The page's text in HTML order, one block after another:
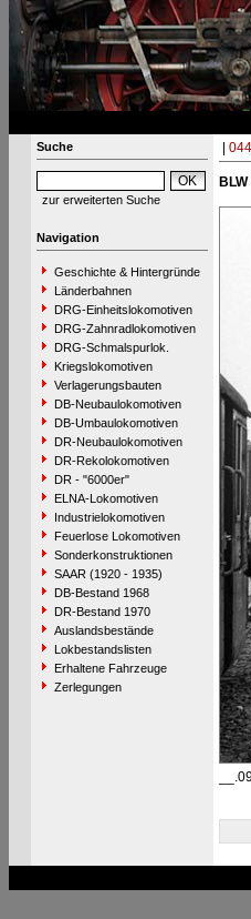
Suche
zur erweiterten Suche
Navigation
Geschichte & Hintergründe
Länderbahnen
DRG-Einheitslokomotiven
DRG-Zahnradlokomotiven
DRG-Schmalspurlok.
Kriegslokomotiven
Verlagerungsbauten
DB-Neubaulokomotiven
DB-Umbaulokomotiven
DR-Neubaulokomotiven
DR-Rekolokomotiven
DR - "6000er"
ELNA-Lokomotiven
Industrielokomotiven
Feuerlose Lokomotiven
Sonderkonstruktionen
SAAR (1920 - 1935)
DB-Bestand 1968
DR-Bestand 1970
Auslandsbestände
Lokbestandslisten
Erhaltene Fahrzeuge
Zerlegungen